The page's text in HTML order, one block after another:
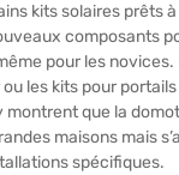
kits solaires prêts
composants
pour les
les kits pour
montrent que la
maisons mais
spécifiques.